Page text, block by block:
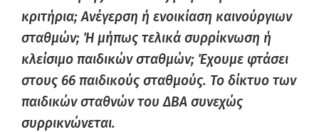
κριτήρια; Ανέγερση ή ενοικίαση καινούργιων
σταθμών; Ή μήπως τελικά συρρίκνωση ή
κλείσιμο παιδικών σταθμών; Έχουμε φτάσει
στους 66 παιδικούς σταθμούς. Το δίκτυο των
παιδικών σταθνών του ΔΒΑ συνεχώς
συρρικνώνεται.